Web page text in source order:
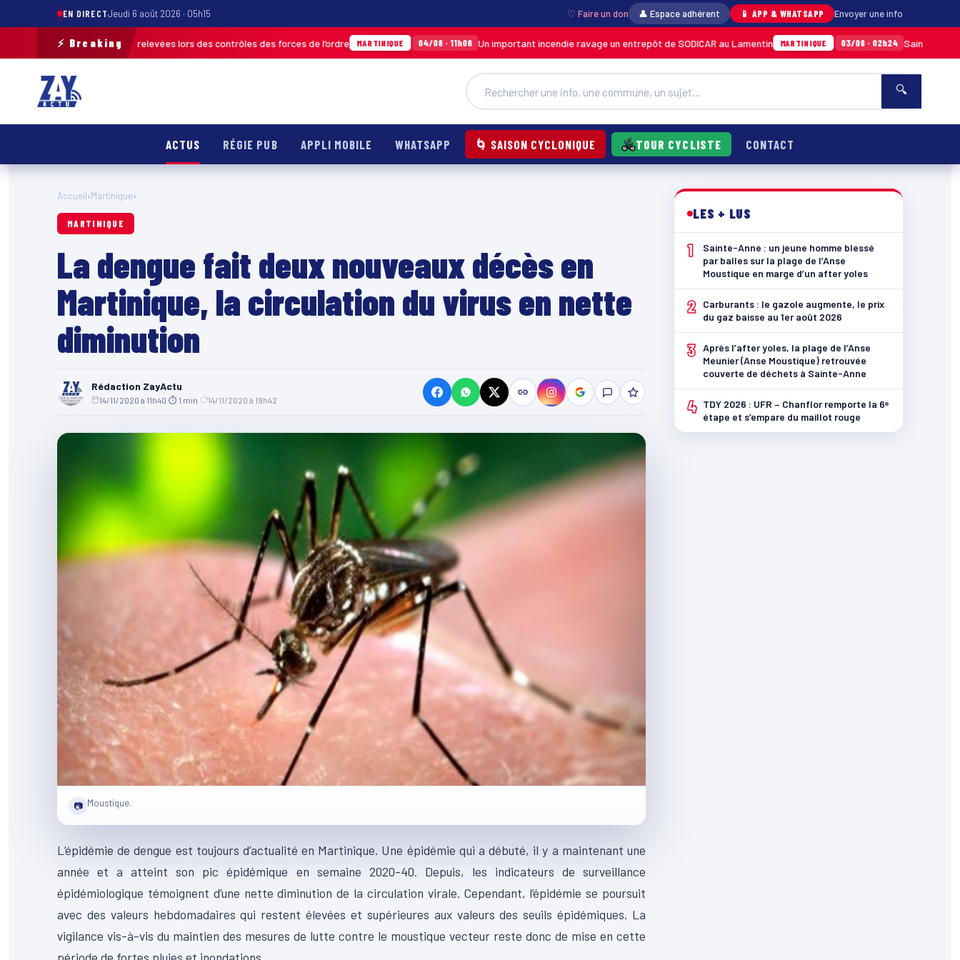
EN DIRECTJeudi 6 août 2026 · 05h15 ♡ Faire un don 👤 Espace adhérent 📱 APP & WHATSAPP Envoyer une info
⚡ Breaking
120 infractions relevées lors des contrôles des forces de l’ordre MARTINIQUE 04/08 · 11h06 Un important incendie ravage un entrepôt de SODICAR au Lamentin MARTINIQUE 03/08 · 02h24 Sainte-Anne : un jeune
🔍
ACTUS RÉGIE PUB APPLI MOBILE WHATSAPP 🌀 SAISON CYCLONIQUE TOUR CYCLISTE CONTACT
Accueil›Martinique›
MARTINIQUE
La dengue fait deux nouveaux décès en
Martinique, la circulation du virus en nette
diminution
Rédaction ZayActu
14/11/2020 à 11h40 ⏱ 1 min 14/11/2020 à 19h42
📷 Moustique.
L’épidémie de dengue est toujours d’actualité en Martinique. Une épidémie qui a débuté, il y a maintenant une
année et a atteint son pic épidémique en semaine 2020-40. Depuis, les indicateurs de surveillance
épidémiologique témoignent d’une nette diminution de la circulation virale. Cependant, l’épidémie se poursuit
avec des valeurs hebdomadaires qui restent élevées et supérieures aux valeurs des seuils épidémiques. La
vigilance vis-à-vis du maintien des mesures de lutte contre le moustique vecteur reste donc de mise en cette
LES + LUS
1
Sainte-Anne : un jeune homme blessé
par balles sur la plage de l’Anse
Moustique en marge d’un after yoles
2
Carburants : le gazole augmente, le prix
du gaz baisse au 1er août 2026
3 Après l’after yoles, la plage de l’Anse
Meunier (Anse Moustique) retrouvée
couverte de déchets à Sainte-Anne
4 TDY 2026 : UFR – Chanflor remporte la 6ᵉ
étape et s’empare du maillot rouge